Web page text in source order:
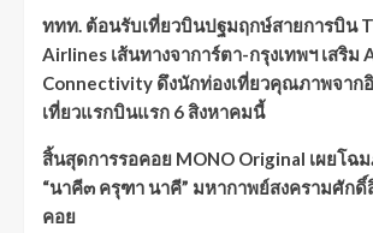
ททท. ต้อนรับเที่ยวบินปฐมฤกษ์สายการบิน
Airlines เส้นทางจาการ์ตา-กรุงเทพฯ เสริม
Connectivity ดึงนักท่องเที่ยวคุณภาพจากอิ
เที่ยวแรกบินแรก 6 สิงหาคมนี้
สิ้นสุดการรอคอย MONO Original เผยโฉ
“นาคี๓ ครุฑา นาคี” มหากาพย์สงครามศัก
คอย